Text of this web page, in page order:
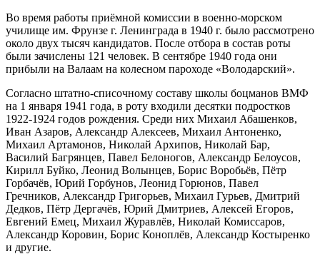
Во время работы приёмной комиссии в военно-морском
училище им. Фрунзе г. Ленинграда в 1940 г. было рассмотрено
около двух тысяч кандидатов. После отбора в состав роты
были зачислены 121 человек. В сентябре 1940 года они
прибыли на Валаам на колесном пароходе «Володарский».
Согласно штатно-списочному составу школы боцманов ВМФ
на 1 января 1941 года, в роту входили десятки подростков
1922-1924 годов рождения. Среди них Михаил Абашенков,
Иван Азаров, Александр Алексеев, Михаил Антоненко,
Михаил Артамонов, Николай Архипов, Николай Бар,
Василий Багрянцев, Павел Белоногов, Александр Белоусов,
Кирилл Буйко, Леонид Волынцев, Борис Воробьёв, Пётр
Горбачёв, Юрий Горбунов, Леонид Горюнов, Павел
Гречников, Александр Григорьев, Михаил Гурьев, Дмитрий
Дедков, Пётр Дергачёв, Юрий Дмитриев, Алексей Егоров,
Евгений Емец, Михаил Журавлёв, Николай Комиссаров,
Александр Коровин, Борис Коноплёв, Александр Костыренко
и другие.